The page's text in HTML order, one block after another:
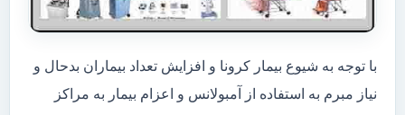
با توجه به شیوع بیمار کرونا و افزایش تعداد بیماران بدحال و
نیاز مبرم به استفاده از آمبولانس و اعزام بیمار به مراکز